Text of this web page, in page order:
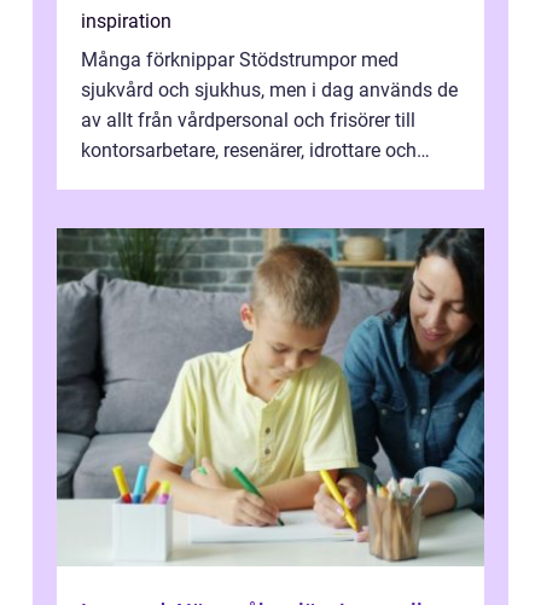
inspiration
Många förknippar Stödstrumpor med
sjukvård och sjukhus, men i dag används de
av allt från vårdpersonal och frisörer till
kontorsarbetare, resenärer, idrottare och